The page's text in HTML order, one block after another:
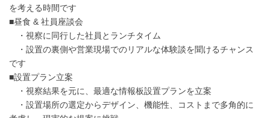
を考える時間です
■昼食 & 社員座談会
・視察に同行した社員とランチタイム
・設置の裏側や営業現場でのリアルな体験談を聞けるチャンス
です
■設置プラン立案
・視察結果を元に、最適な情報板設置プランを立案
・設置場所の選定からデザイン、機能性、コストまで多角的に